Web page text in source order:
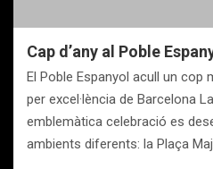
Cap d’any al Poble
El Poble Espanyol acull un cop
per excel·lència de Barcelona
emblemàtica celebració es
ambients diferents: la Plaça